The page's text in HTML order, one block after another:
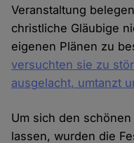
Veranstaltung
christliche Gläubige
eigenen Plänen zu
versuchten sie zu
ausgelacht, umtanzt
Um sich den
lassen, wurden die